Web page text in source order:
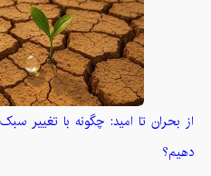
از بحران تا امید: چگونه با تغییر
دهیم؟